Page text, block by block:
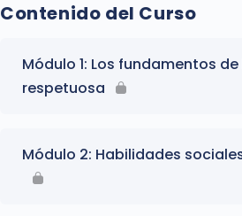
Contenido del Curso
Módulo 1: Los fundamentos
respetuosa
Módulo 2: Habilidades